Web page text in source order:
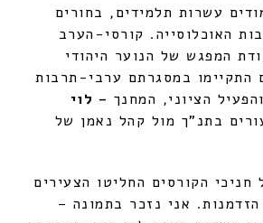
עשרות תלמידים, בחורים
האוכלוסייה. קורסי-הערב
המפגש של הנוער היהודי
התקיימו במסגרתם ערבי-תרבות
הציוני, המחנך – לוי
בתנ"ך מול קהל נאמן של
הקורסים החליטו הצעירים
אני נזכר בתמונה –